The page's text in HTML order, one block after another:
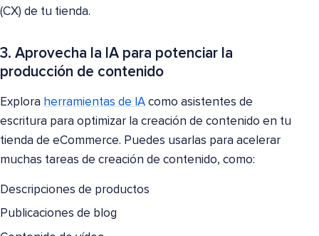
(CX) de tu tienda.
3. Aprovecha la IA para potenciar la
producción de contenido
Explora herramientas de IA como asistentes de
escritura para optimizar la creación de contenido en tu
tienda de eCommerce. Puedes usarlas para acelerar
muchas tareas de creación de contenido, como:
Descripciones de productos
Publicaciones de blog